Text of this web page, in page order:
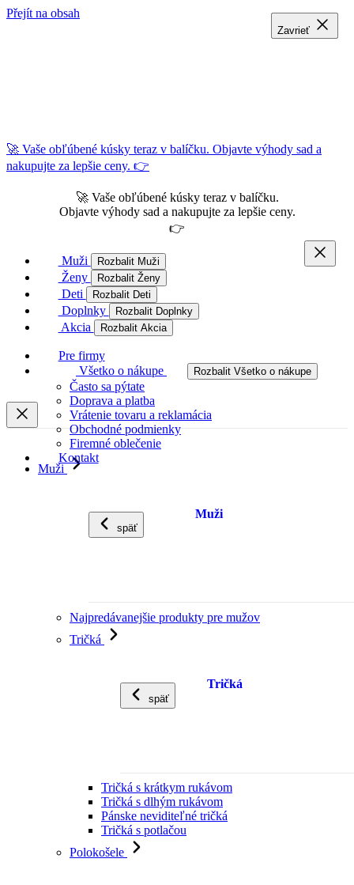
Přejít na obsah
🚀 Vaše obľúbené kúsky teraz v balíčku. Objavte výhody sad a
nakupujte za lepšie ceny. 👉
🚀 Vaše obľúbené kúsky teraz v balíčku.
Objavte výhody sad a nakupujte za lepšie ceny.
👉
Muži Rozbalit Muži
Ženy Rozbalit Ženy
Deti Rozbalit Deti
Doplnky Rozbalit Doplnky
Akcia Rozbalit Akcia
Pre firmy
Všetko o nákupe
Rozbalit Všetko o nákupe
Často sa pýtate
Doprava a platba
Vrátenie tovaru a reklamácia
Obchodné podmienky
Firemné oblečenie
Kontakt
Muži
späť
Muži
Najpredávanejšie produkty pre mužov
Tričká
späť
Tričká
Tričká s krátkym rukávom
Tričká s dlhým rukávom
Pánske neviditeľné tričká
Tričká s potlačou
Polokošele
Zavrieť
Zavrieť
Zavrieť